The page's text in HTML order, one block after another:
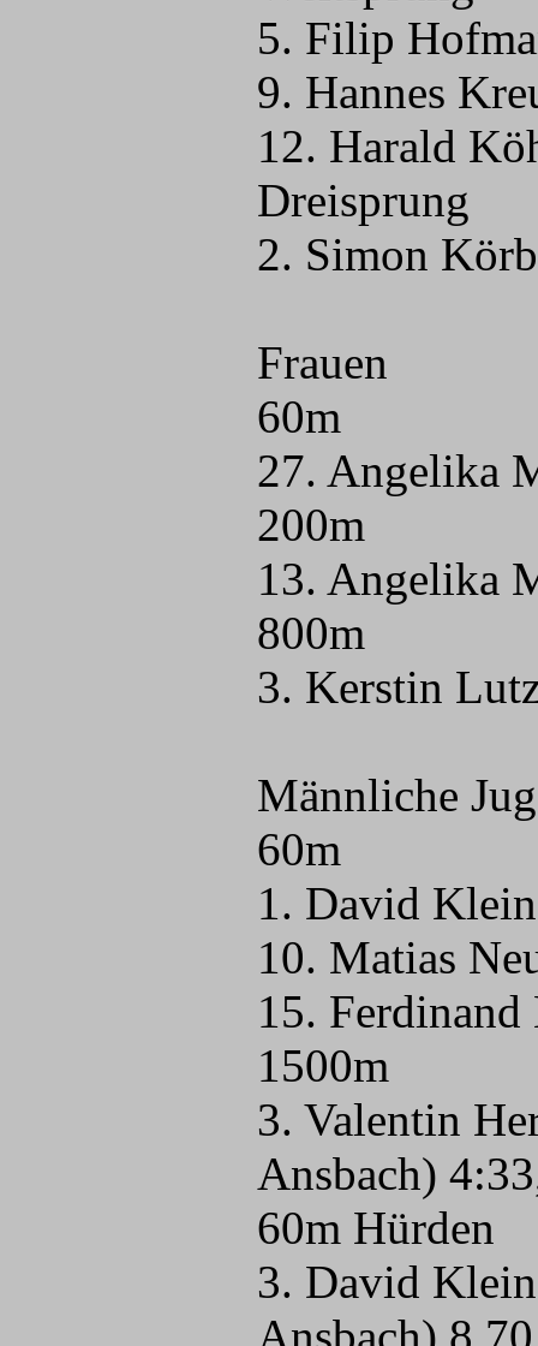
5. Filip
9. Hannes
12. Harald
Dreisprung
2. Simon
Frauen
60m
27. Angelika
200m
13. Angelika
800m
3. Kerstin
Männliche
60m
1. David
10. Matias
15.
1500m
3. Valentin
Ansbach)
60m Hürden
3. David